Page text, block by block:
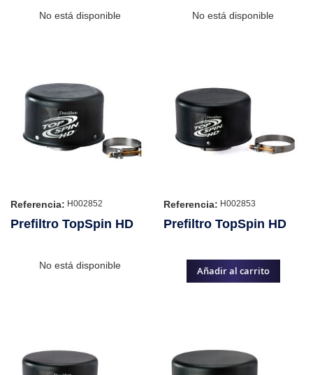
No está disponible No está disponible
Referencia: H002852
Prefiltro TopSpin HD
No está disponible
Referencia: H002853
Prefiltro TopSpin HD
Añadir al carrito